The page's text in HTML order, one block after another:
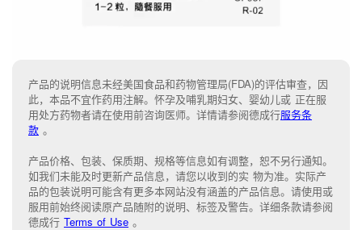
产品的说明信息未经美国食品和药物管理局(FDA)的评估审查，因
此，本品不宜作药用注解。怀孕及哺乳期妇女、婴幼儿或 正在服
用处方药物者请在使用前咨询医师。详情请参阅德成行服务条
款 。
产品价格、包装、保质期、规格等信息如有调整，恕不另行通知。
如我们未能及时更新产品信息， 请您以收到的实 物为准。 实际产
品的包装说明可能含有更多本网站没有涵盖的产品信息。请使用或
服用前始终阅读原产品随附的说明、 标签及警告。 详细条款请参阅
德成行 Terms of Use 。